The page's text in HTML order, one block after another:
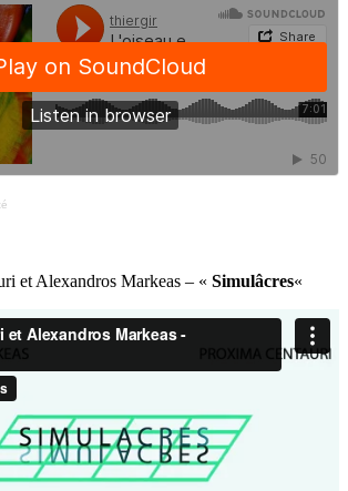
et Alexandros Markeas – « Simulâcres«